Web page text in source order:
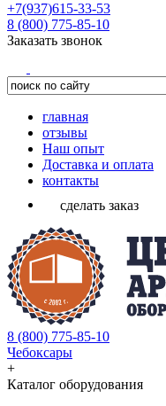
+7(937)615-33-53
8 (800) 775-85-10
Заказать звонок
главная
отзывы
Наш опыт
Доставка и оплата
контакты
сделать заказ
8 (800) 775-85-10
Чебоксары
+
Каталог оборудования